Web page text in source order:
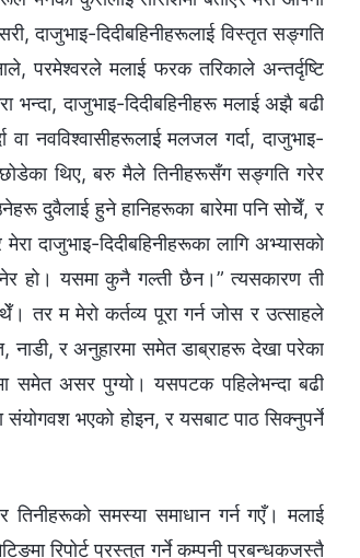
दाजुभाइ-दिदीबहिनीहरूलाई विस्तृत सङ्गति
परमेश्‍वरले मलाई फरक तरिकाले अन्तर्दृष्टि
दाजुभाइ-दिदीबहिनीहरू मलाई अझै बढी
नवविश्‍वासीहरूलाई मलजल गर्दा, दाजुभाइ-
छोडेका थिए, बरु मैले तिनीहरूसँग सङ्गति गरेर
दुवैलाई हुने हानिहरूका बारेमा पनि सोचेँ, र
दाजुभाइ-दिदीबहिनीहरूका लागि अभ्यासको
हो। यसमा कुनै गल्ती छैन।” त्यसकारण ती
तर म मेरो कर्तव्य पूरा गर्न जोस र उत्साहले
नाडी, र अनुहारमा समेत डाब्राहरू देखा परेका
समेत असर पुग्यो। यसपटक पहिलेभन्दा बढी
भएको होइन, र यसबाट पाठ सिक्‍नुपर्ने
तिनीहरूको समस्या समाधान गर्न गएँ। मलाई
रिपोर्ट प्रस्तुत गर्ने कम्पनी प्रबन्धकजस्तै